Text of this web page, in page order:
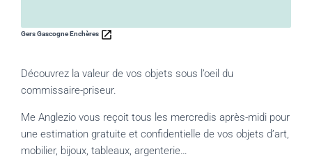
Gers Gascogne Enchères
Découvrez la valeur de vos objets sous l’oeil du
commissaire-priseur.
Me Anglezio vous reçoit tous les mercredis après-midi pour
une estimation gratuite et confidentielle de vos objets d’art,
mobilier, bijoux, tableaux, argenterie…